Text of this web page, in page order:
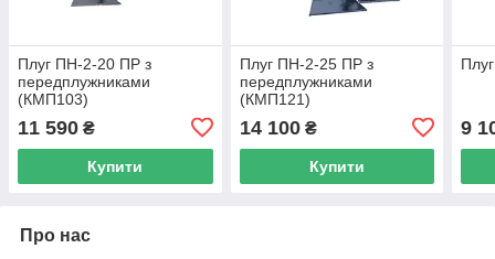
Плуг ПН-2-20 ПР з
передплужниками
(КМП103)
11 590 ₴
Купити
Плуг ПН-2-25 ПР з
передплужниками
(КМП121)
14 100₴
Купити
9
Про нас